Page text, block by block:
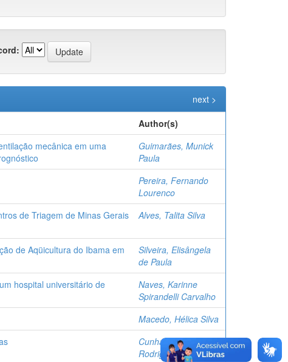
next >
Author(s)
mecânica em uma
Guimarães, Munick
Paula
Pereira, Fernando
Lourenco
de Triagem de Minas Gerais
Alves, Talita Silva
de Aqüicultura do Ibama em
Silveira, Elisângela
de Paula
hospital universitário de
Naves, Karinne
Spirandelli Carvalho
Macedo, Hélica Silva
Cunha, Maria Júlia
Rodrigues da